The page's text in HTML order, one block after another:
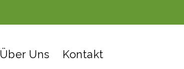
Über Uns Kontakt